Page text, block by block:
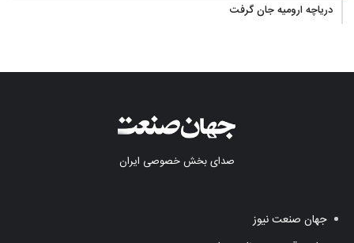
دریاچه ارومیه جان گرفت
صدای بخش خصوصی ایران
جهان صنعت نیوز